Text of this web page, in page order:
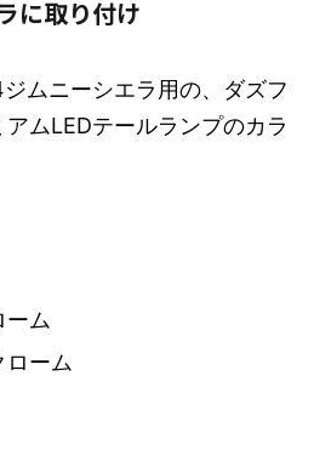
に取り付け
ムニーシエラ用の、ダズフ
ムLEDテールランプのカラ
ーム
ローム